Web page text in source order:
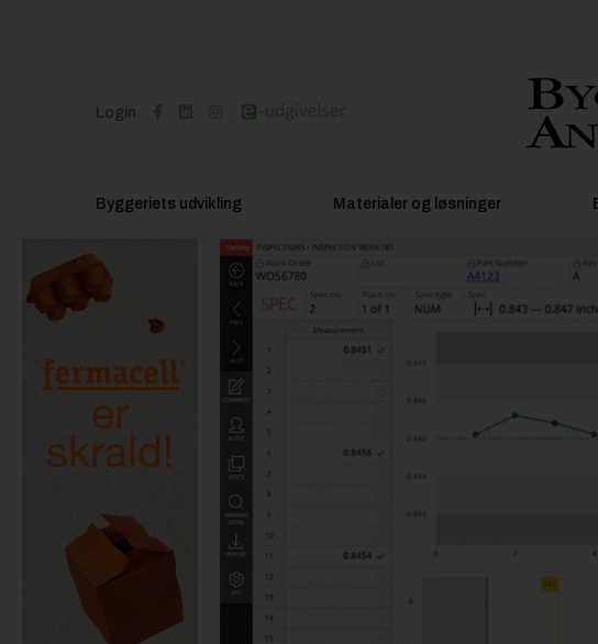
Login
Byggeriets udvikling Materialer og løsninger